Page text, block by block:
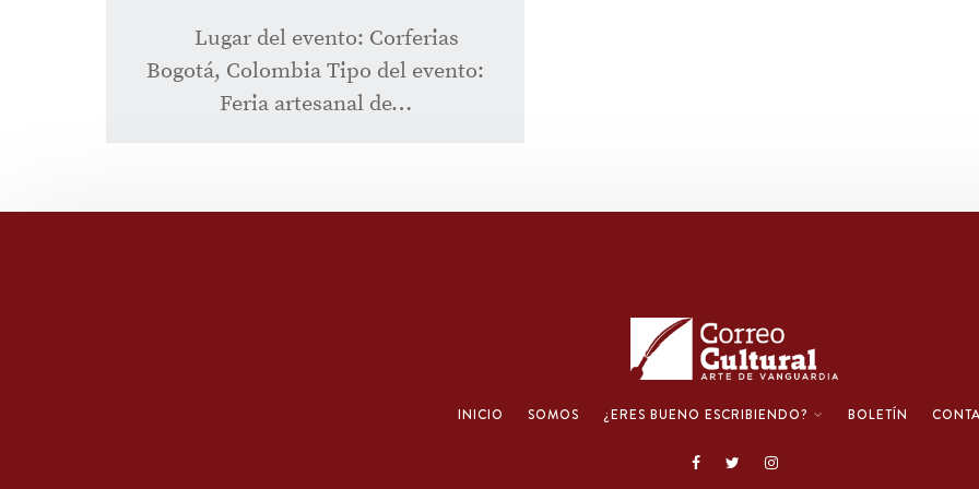
Lugar del evento: Corferias
Bogotá, Colombia Tipo del evento:
Feria artesanal de…
INICIO SOMOS ¿ERES BUENO ESCRIBIENDO? BOLETÍN